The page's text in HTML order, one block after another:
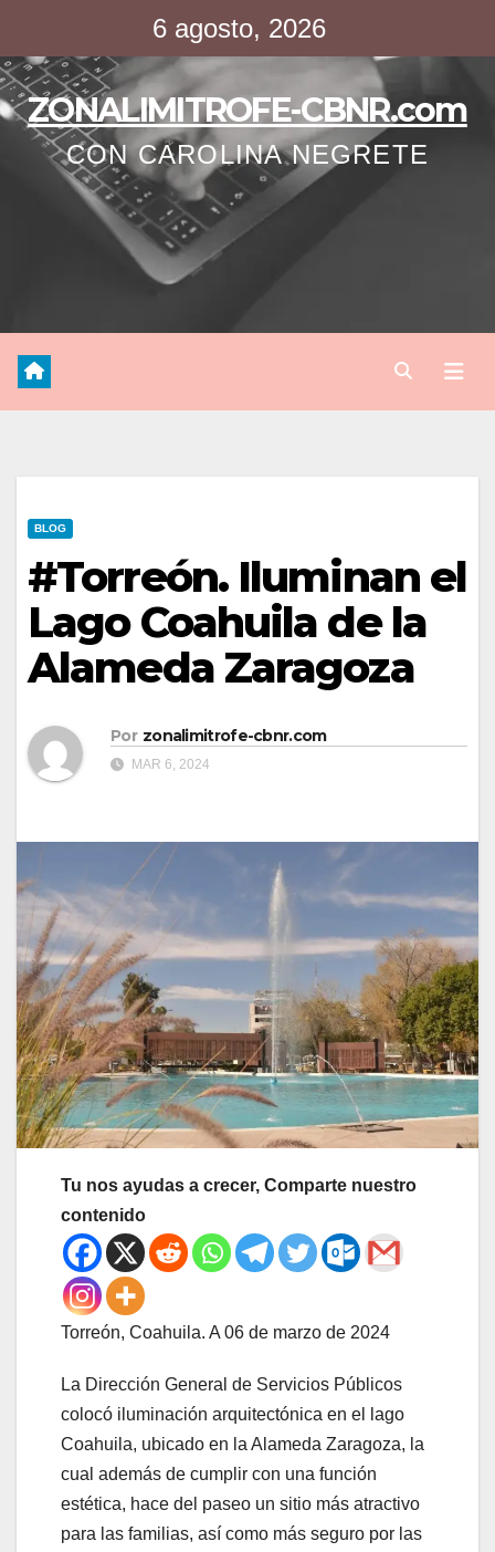
contenido
6 agosto, 2026
ZONALIMITROFE-CBNR.com
CON CAROLINA NEGRETE
BLOG
#Torreón. Iluminan el
Lago Coahuila de la
Alameda Zaragoza
Por zonalimitrofe-cbnr.com
MAR 6, 2024
Tu nos ayudas a crecer, Comparte nuestro
contenido
Torreón, Coahuila. A 06 de marzo de 2024
La Dirección General de Servicios Públicos
colocó iluminación arquitectónica en el lago
Coahuila, ubicado en la Alameda Zaragoza, la
cual además de cumplir con una función
estética, hace del paseo un sitio más atractivo
para las familias, así como más seguro por las